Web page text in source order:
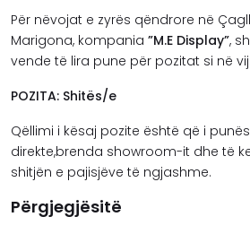
Për nëvojat e zyrës qëndrore në
Marigona, kompania ”M.E Display”,
vende të lira pune për pozitat si në
POZITA: Shitës/e
Qëllimi i kësaj pozite është që i
direkte,brenda showroom-it dhe të
shitjën e pajisjëve të ngjashme.
Përgjegjësitë